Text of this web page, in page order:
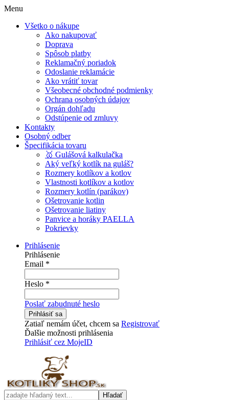
Menu
Všetko o nákupe
Ako nakupovať
Doprava
Spôsob platby
Reklamačný poriadok
Odoslanie reklamácie
Ako vrátiť tovar
Všeobecné obchodné podmienky
Ochrana osobných údajov
Orgán dohľadu
Odstúpenie od zmluvy
Kontakty
Osobný odber
Špecifikácia tovaru
🥇 Gulášová kalkulačka
Aký veľký kotlík na guláš?
Rozmery kotlíkov a kotlov
Vlastnosti kotlíkov a kotlov
Rozmery kotlín (parákov)
Ošetrovanie kotlin
Ošetrovanie liatiny
Panvice a horáky PAELLA
Pokrievky
Prihlásenie
Prihlásenie
Email *
Heslo *
Poslať zabudnuté heslo
Prihlásiť sa
Zatiaľ nemám účet, chcem sa Registrovať
Ďalšie možnosti prihlásenia
Prihlásiť cez MojeID
Hľadať